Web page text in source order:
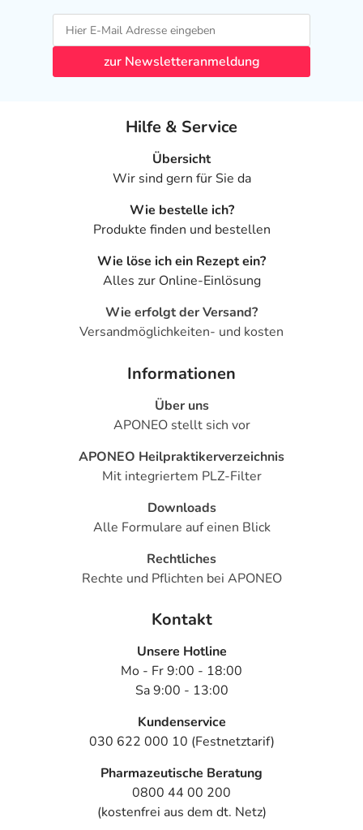
zur Newsletteranmeldung
Hilfe & Service
Übersicht
Wir sind gern für Sie da
Wie bestelle ich?
Produkte finden und bestellen
Wie löse ich ein Rezept ein?
Alles zur Online-Einlösung
Wie erfolgt der Versand?
Versandmöglichkeiten- und kosten
Informationen
Über uns
APONEO stellt sich vor
APONEO Heilpraktikerverzeichnis
Mit integriertem PLZ-Filter
Downloads
Alle Formulare auf einen Blick
Rechtliches
Rechte und Pflichten bei APONEO
Kontakt
Unsere Hotline
Mo - Fr 9:00 - 18:00
Sa 9:00 - 13:00
Kundenservice
030 622 000 10 (Festnetztarif)
Pharmazeutische Beratung
0800 44 00 200
(kostenfrei aus dem dt. Netz)